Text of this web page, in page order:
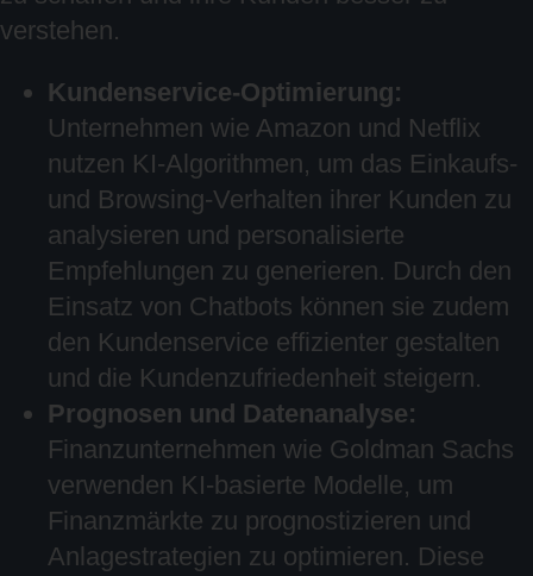
verstehen.
Kundenservice-Optimierung:
Unternehmen wie Amazon und Netflix
nutzen KI-Algorithmen, um das Einkaufs-
und Browsing-Verhalten ihrer Kunden zu
analysieren und personalisierte
Empfehlungen zu generieren. Durch den
Einsatz von Chatbots können sie zudem
den Kundenservice effizienter gestalten
und die Kundenzufriedenheit steigern.
Prognosen und Datenanalyse:
Finanzunternehmen wie Goldman Sachs
verwenden KI-basierte Modelle, um
Finanzmärkte zu prognostizieren und
Anlagestrategien zu optimieren. Diese